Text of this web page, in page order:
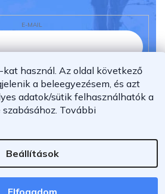
használ. Az oldal következő
a beleegyezésem, és azt
adatok/sütik felhasználhatók a
További
Beállítások
Elfogadom
E-MAIL
és megértettem azadatvédelmi
nyilatkozatot.